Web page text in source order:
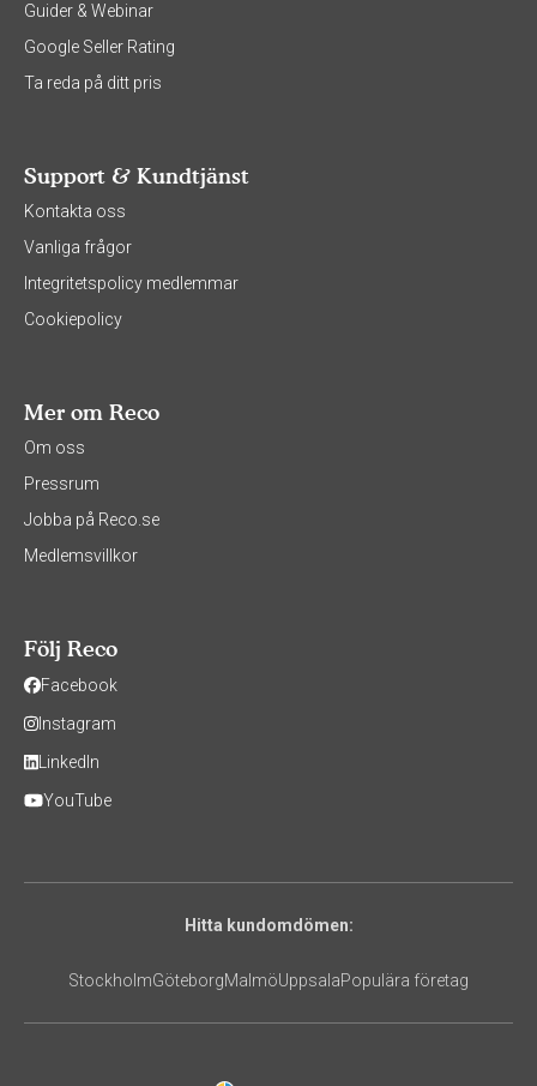
Guider & Webinar
Google Seller Rating
Ta reda på ditt pris
Support & Kundtjänst
Kontakta oss
Vanliga frågor
Integritetspolicy medlemmar
Cookiepolicy
Mer om Reco
Om oss
Pressrum
Jobba på Reco.se
Medlemsvillkor
Följ Reco
Facebook
Instagram
LinkedIn
YouTube
Hitta kundomdömen:
StockholmGöteborgMalmöUppsalaPopulära företag